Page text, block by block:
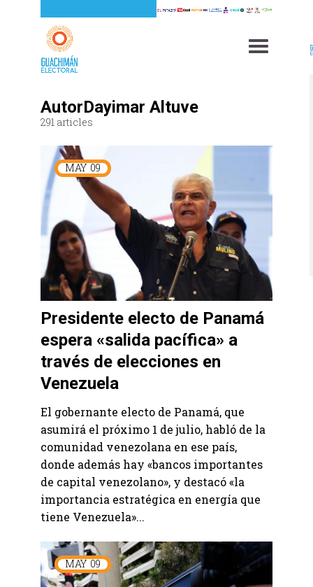
AutorDayimar Altuve
291 articles
MAY 09
Presidente electo de Panamá
espera «salida pacífica» a
través de elecciones en
Venezuela
El gobernante electo de Panamá, que
asumirá el próximo 1 de julio, habló de la
comunidad venezolana en ese país,
donde además hay «bancos importantes
de capital venezolano», y destacó «la
importancia estratégica en energía que
tiene Venezuela»...
MAY 09